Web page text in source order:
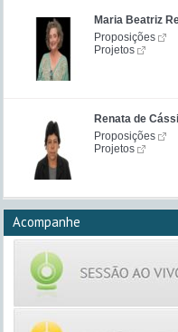
Maria Beatriz
Proposições
Projetos
Renata de
Proposições
Projetos
Acompanhe